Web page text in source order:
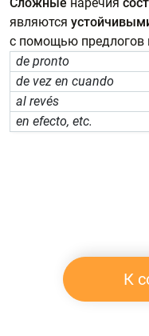
являются
с помощью предлогов
de pronto
de vez en cuando
al revés
en efecto, etc.
К